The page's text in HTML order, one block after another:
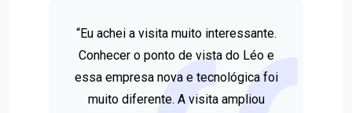
“Eu achei a visita muito interessante.
Conhecer o ponto de vista do Léo e
essa empresa nova e tecnológica foi
muito diferente. A visita ampliou